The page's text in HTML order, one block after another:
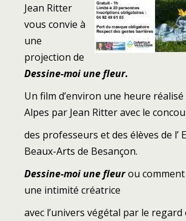
Jean Ritter
vous convie à
une
projection de
Dessine-moi une fleur.
Un film d’environ une heure réalisé
Alpes par Jean Ritter avec le
des professeurs et des élèves de l’
Beaux-Arts de Besançon.
Dessine-moi une fleurou
une intimité créatrice
avec l’univers végétal par le regard